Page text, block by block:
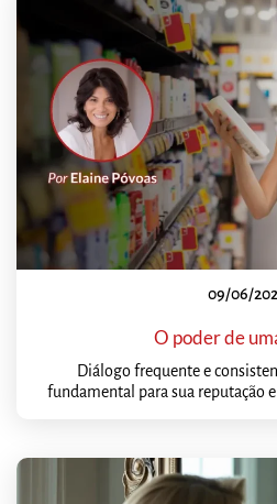
09/06/
O poder de
Diálogo frequente e
fundamental para sua reputação